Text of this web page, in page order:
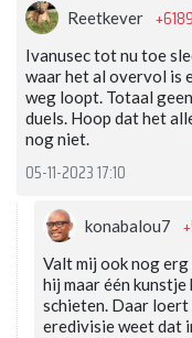
Reetkever +6189
Ivanusec tot nu toe
waar het al overvol is
weg loopt. Totaal
duels. Hoop dat het
nog niet.
05-11-2023 17:10
konabalou7
Valt mij ook nog
hij maar één kunstje
schieten. Daar loert
eredivisie weet dat